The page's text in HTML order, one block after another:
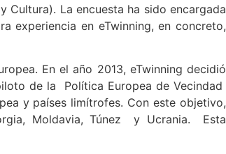
Cultura). La encuesta ha sido encargada
experiencia en eTwinning, en concreto,
En el año 2013, eTwinning decidió
de la Política Europea de Vecindad
y países limítrofes. Con este objetivo,
Moldavia, Túnez y Ucrania. Esta